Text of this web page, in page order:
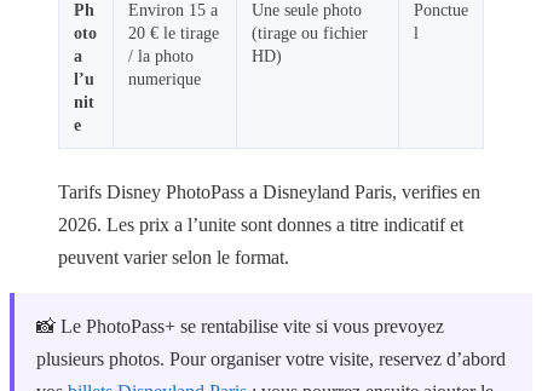
Ph
oto
a
l’u
nit
e
Environ 15 a
20 € le tirage
/ la photo
numerique
Une seule photo
(tirage ou fichier
HD)
Ponctue
l
Tarifs Disney PhotoPass a Disneyland Paris, verifies en
2026. Les prix a l’unite sont donnes a titre indicatif et
peuvent varier selon le format.
📸 Le PhotoPass+ se rentabilise vite si vous prevoyez
plusieurs photos. Pour organiser votre visite, reservez d’abord